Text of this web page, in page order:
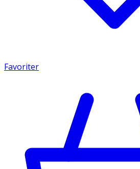
Favoriter